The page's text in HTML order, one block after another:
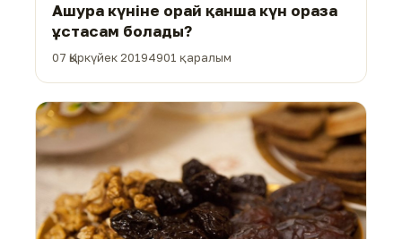
Ашура күніне орай қанша күн ораза
ұстасам болады?
07 Қыркүйек 20194901 қаралым